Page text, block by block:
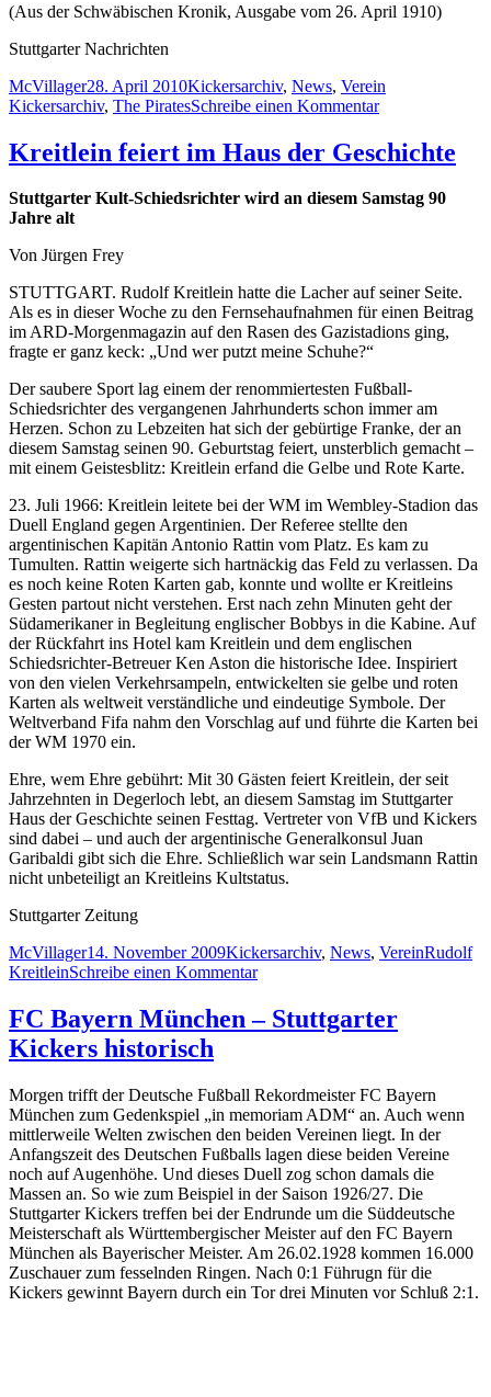
(Aus der Schwäbischen Kronik, Ausgabe vom 26. April 1910)
Stuttgarter Nachrichten
Autor
McVillagerVeröffentlicht
am
28. April 2010Kategorien
Kickersarchiv, News, Verein
Kickersarchiv, The PiratesSchreibe einen Kommentarzu
Vor
100
Erstmals
Gast
in
Stuttgart
Kreitlein feiert im Haus der Geschichte
Stuttgarter Kult-Schiedsrichter wird an diesem Samstag 90
Jahre alt
Von Jürgen Frey
STUTTGART. Rudolf Kreitlein hatte die Lacher auf seiner Seite.
Als es in dieser Woche zu den Fernsehaufnahmen für einen Beitrag
im ARD-Morgenmagazin auf den Rasen des Gazistadions ging,
fragte er ganz keck: „Und wer putzt meine Schuhe?“
Der saubere Sport lag einem der renommiertesten Fußball-
Schiedsrichter des vergangenen Jahrhunderts schon immer am
Herzen. Schon zu Lebzeiten hat sich der gebürtige Franke, der an
diesem Samstag seinen 90. Geburtstag feiert, unsterblich gemacht –
mit einem Geistesblitz: Kreitlein erfand die Gelbe und Rote Karte.
23. Juli 1966: Kreitlein leitete bei der WM im Wembley-Stadion das
Duell England gegen Argentinien. Der Referee stellte den
argentinischen Kapitän Antonio Rattin vom Platz. Es kam zu
Tumulten. Rattin weigerte sich hartnäckig das Feld zu verlassen. Da
es noch keine Roten Karten gab, konnte und wollte er Kreitleins
Gesten partout nicht verstehen. Erst nach zehn Minuten geht der
Südamerikaner in Begleitung englischer Bobbys in die Kabine. Auf
der Rückfahrt ins Hotel kam Kreitlein und dem englischen
Schiedsrichter-Betreuer Ken Aston die historische Idee. Inspiriert
von den vielen Verkehrsampeln, entwickelten sie gelbe und roten
Karten als weltweit verständliche und eindeutige Symbole. Der
Weltverband Fifa nahm den Vorschlag auf und führte die Karten bei
der WM 1970 ein.
Ehre, wem Ehre gebührt: Mit 30 Gästen feiert Kreitlein, der seit
Jahrzehnten in Degerloch lebt, an diesem Samstag im Stuttgarter
Haus der Geschichte seinen Festtag. Vertreter von VfB und Kickers
sind dabei – und auch der argentinische Generalkonsul Juan
Garibaldi gibt sich die Ehre. Schließlich war sein Landsmann Rattin
nicht unbeteiligt an Kreitleins Kultstatus.
Stuttgarter Zeitung
Autor
McVillagerVeröffentlicht
am
14. November 2009Kategorien
Kickersarchiv, News, VereinRudolf
KreitleinSchreibe einen Kommentarzu
feiert
im
Geschichte
FC Bayern München – Stuttgarter
Kickers historisch
Morgen trifft der Deutsche Fußball Rekordmeister FC Bayern
München zum Gedenkspiel „in memoriam ADM“ an. Auch wenn
mittlerweile Welten zwischen den beiden Vereinen liegt. In der
Anfangszeit des Deutschen Fußballs lagen diese beiden Vereine
noch auf Augenhöhe. Und dieses Duell zog schon damals die
Massen an. So wie zum Beispiel in der Saison 1926/27. Die
Stuttgarter Kickers treffen bei der Endrunde um die Süddeutsche
Meisterschaft als Württembergischer Meister auf den FC Bayern
München als Bayerischer Meister. Am 26.02.1928 kommen 16.000
Zuschauer zum fesselnden Ringen. Nach 0:1 Führugn für die
Kickers gewinnt Bayern durch ein Tor drei Minuten vor Schluß 2:1.